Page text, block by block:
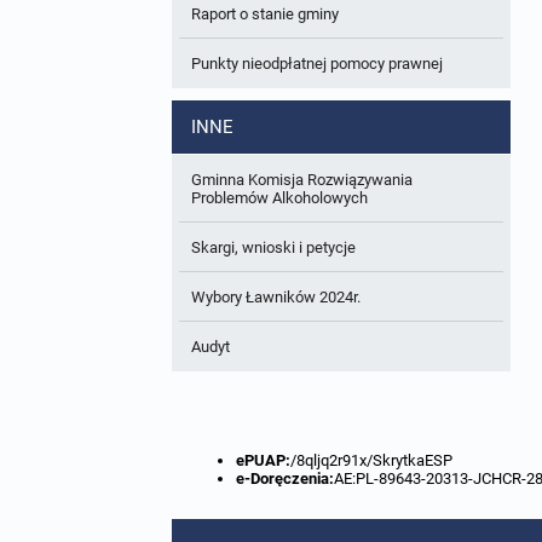
W trakcie opracowania
Zbiory danych przestrzennych
Analizy zmian w zagospodarowaniu
Raport o stanie gminy
Punkty nieodpłatnej pomocy prawnej
INNE
Gminna Komisja Rozwiązywania
Problemów Alkoholowych
Skargi, wnioski i petycje
Wybory Ławników 2024r.
Audyt
ePUAP:/8qljq2r91x/SkrytkaESP
e-Doręczenia:AE:PL-89643-20313-JCHCR-28